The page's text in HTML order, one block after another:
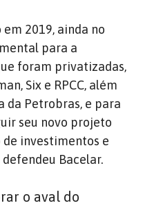
em 2019, ainda no
para a
foram privatizadas,
Six e RPCC, além
Petrobras, e para
seu novo projeto
de investimentos e
Bacelar.
o aval do